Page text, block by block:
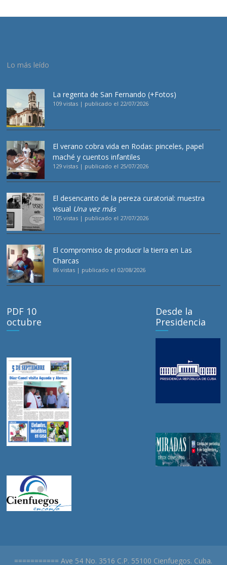
Lo más leído
La regenta de San Fernando (+Fotos)
109 vistas | publicado el 22/07/2026
El verano cobra vida en Rodas: pinceles, papel
maché y cuentos infantiles
129 vistas | publicado el 25/07/2026
El desencanto de la pereza curatorial: muestra
visual Una vez más
105 vistas | publicado el 27/07/2026
El compromiso de producir la tierra en Las
Charcas
86 vistas | publicado el 02/08/2026
PDF 10
octubre
Desde la
Presidencia
=========== Ave 54 No. 3516 C.P. 55100 Cienfuegos. Cuba.